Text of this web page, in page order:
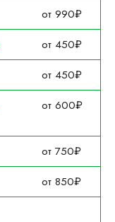
от 990₽
от 450₽
от 450₽
от 600₽
от 750₽
от 850₽